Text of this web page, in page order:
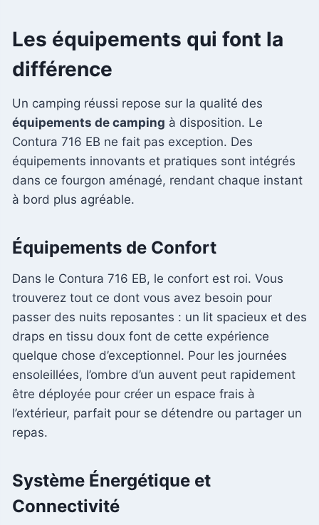
Les équipements qui font la
différence
Un camping réussi repose sur la qualité des
équipements de camping à disposition. Le
Contura 716 EB ne fait pas exception. Des
équipements innovants et pratiques sont intégrés
dans ce fourgon aménagé, rendant chaque instant
à bord plus agréable.
Équipements de Confort
Dans le Contura 716 EB, le confort est roi. Vous
trouverez tout ce dont vous avez besoin pour
passer des nuits reposantes : un lit spacieux et des
draps en tissu doux font de cette expérience
quelque chose d’exceptionnel. Pour les journées
ensoleillées, l’ombre d’un auvent peut rapidement
être déployée pour créer un espace frais à
l’extérieur, parfait pour se détendre ou partager un
repas.
Système Énergétique et
Connectivité